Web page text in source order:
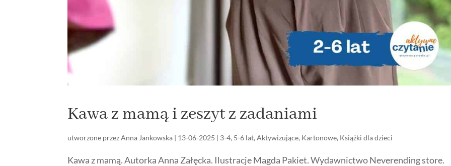
Kawa z mamą i zeszyt z zadaniami
utworzone przezAnna Jankowska | 13-06-2025 | 3-4, 5-6 lat,Aktywizujące, Kartonowe, Książki dla dzieci
Kawa z mamą. Autorka Anna Załęcka. Ilustracje Magda Pakiet. Wydawnictwo Neverending store.